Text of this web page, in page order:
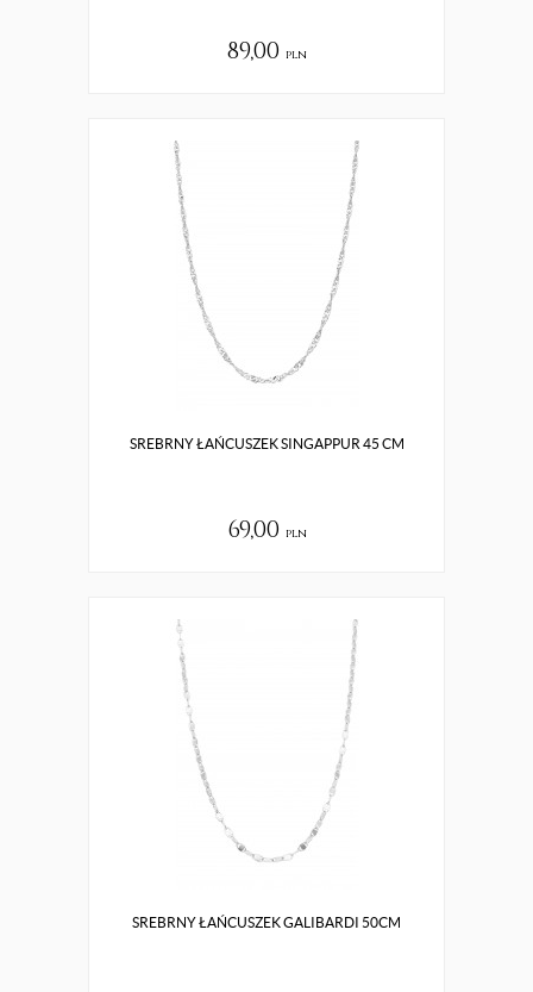
89,00 pln
SREBRNY ŁAŃCUSZEK SINGAPPUR 45 CM
69,00 pln
SREBRNY ŁAŃCUSZEK GALIBARDI 50CM